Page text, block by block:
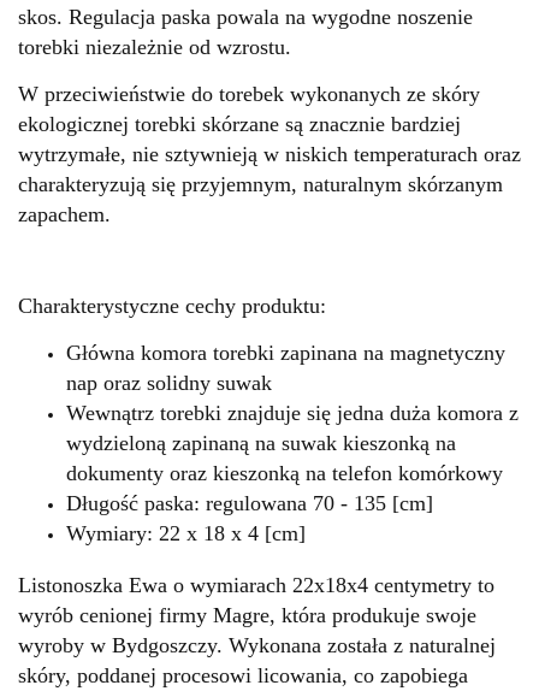
skos. Regulacja paska powala na wygodne noszenie
torebki niezależnie od wzrostu.
W przeciwieństwie do torebek wykonanych ze skóry
ekologicznej torebki skórzane są znacznie bardziej
wytrzymałe, nie sztywnieją w niskich temperaturach oraz
charakteryzują się przyjemnym, naturalnym skórzanym
zapachem.
Charakterystyczne cechy produktu:
Główna komora torebki zapinana na magnetyczny
nap oraz solidny suwak
Wewnątrz torebki znajduje się jedna duża komora z
wydzieloną zapinaną na suwak kieszonką na
dokumenty oraz kieszonką na telefon komórkowy
Długość paska: regulowana 70 - 135 [cm]
Wymiary: 22 x 18 x 4 [cm]
Listonoszka Ewa o wymiarach 22x18x4 centymetry to
wyrób cenionej firmy Magre, która produkuje swoje
wyroby w Bydgoszczy. Wykonana została z naturalnej
skóry, poddanej procesowi licowania, co zapobiega